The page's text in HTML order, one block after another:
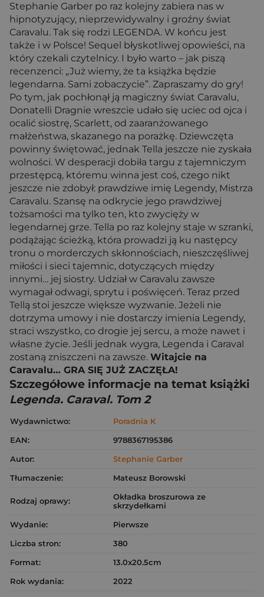
Stephanie Garber po raz kolejny zabiera nas w
hipnotyzujący, nieprzewidywalny i groźny świat
Caravalu. Tak się rodzi LEGENDA. W końcu jest
także i w Polsce! Sequel błyskotliwej opowieści, na
który czekali czytelnicy. I było warto – jak piszą
recenzenci: „Już wiemy, że ta książka będzie
legendarna. Sami zobaczycie”. Zapraszamy do gry!
Po tym, jak pochłonął ją magiczny świat Caravalu,
Donatelli Dragnie wreszcie udało się uciec od ojca i
ocalić siostrę, Scarlett, od zaaranżowanego
małżeństwa, skazanego na porażkę. Dziewczęta
powinny świętować, jednak Tella jeszcze nie zyskała
wolności. W desperacji dobiła targu z tajemniczym
przestępcą, któremu winna jest coś, czego nikt
jeszcze nie zdobył: prawdziwe imię Legendy, Mistrza
Caravalu. Szansę na odkrycie jego prawdziwej
tożsamości ma tylko ten, kto zwycięży w
legendarnej grze. Tella po raz kolejny staje w szranki,
podążając ścieżką, która prowadzi ją ku następcy
tronu o morderczych skłonnościach, nieszczęśliwej
miłości i sieci tajemnic, dotyczących między
innymi… jej siostry. Udział w Caravalu zawsze
wymagał odwagi, sprytu i poświęceń. Teraz przed
Tellą stoi jeszcze większe wyzwanie. Jeżeli nie
dotrzyma umowy i nie dostarczy imienia Legendy,
straci wszystko, co drogie jej sercu, a może nawet i
własne życie. Jeśli jednak wygra, Legenda i Caraval
zostaną zniszczeni na zawsze. Witajcie na
Caravalu… GRA SIĘ JUŻ ZACZĘŁA!
Szczegółowe informacje na temat książki
Legenda. Caraval. Tom 2
Wydawnictwo:
Poradnia K
EAN:
9788367195386
Autor:
Stephanie Garber
Tłumaczenie:
Mateusz Borowski
Rodzaj oprawy:
Okładka broszurowa ze
skrzydełkami
Wydanie:
Pierwsze
Liczba stron:
380
Format:
13.0x20.5cm
Rok wydania:
2022